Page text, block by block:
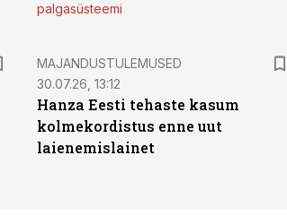
palgasüsteemi
MAJANDUSTULEMUSED
30.07.26, 13:12
Hanza Eesti tehaste kasum
kolmekordistus enne uut
laienemislainet